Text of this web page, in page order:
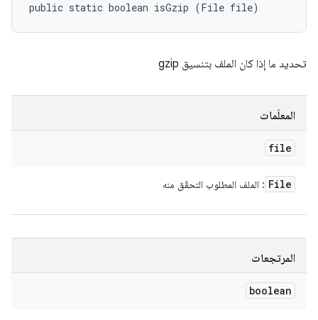
public static boolean isGzip (File file)
تحديد ما إذا كان الملف بتنسيق gzip
المعلَمات
file
File : الملف المطلوب التحقّق منه
المرتجعات
boolean